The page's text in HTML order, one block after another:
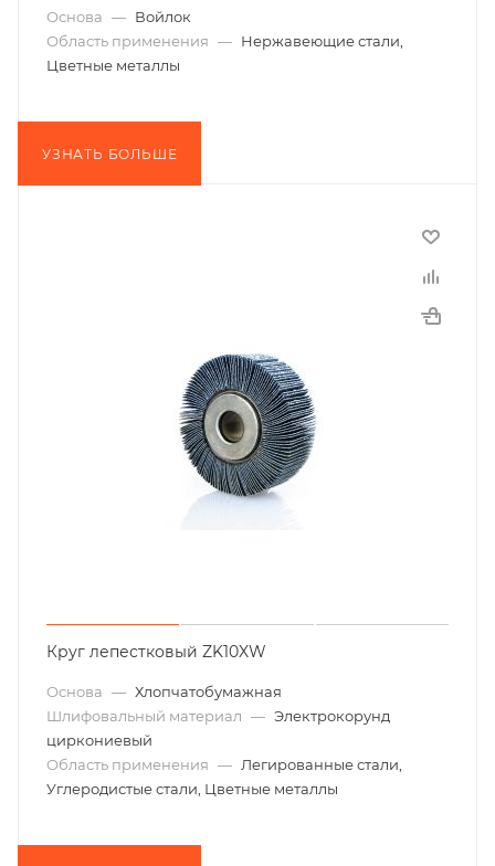
Основа — Войлок
Область применения — Нержавеющие стали,
Цветные металлы
УЗНАТЬ БОЛЬШЕ
Круг лепестковый ZK10XW
Основа — Хлопчатобумажная
Шлифовальный материал — Электрокорунд
циркониевый
Область применения — Легированные стали,
Углеродистые стали, Цветные металлы